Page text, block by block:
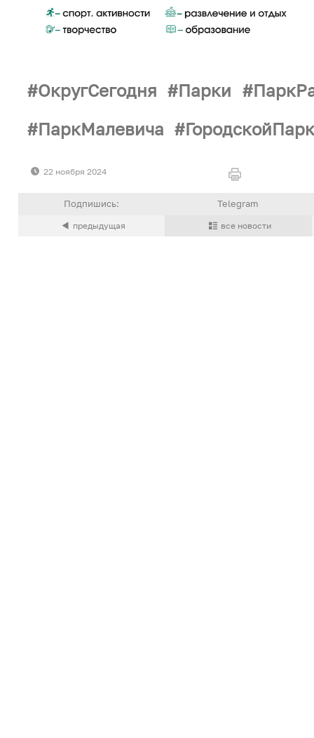
ОкругСегодня Парки
ПаркМалевича
22 ноября 2024